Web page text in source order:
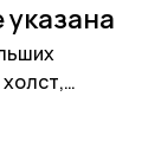
и плакаты,